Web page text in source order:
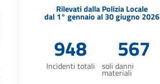
Rilevati dalla Polizia Locale
dal 1° gennaio al 30 giugno 2026
Incidenti totali
948
soli danni
materiali
567